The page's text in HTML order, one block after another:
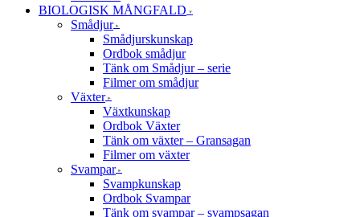
BIOLOGISK MÅNGFALD
Smådjur
Smådjurskunskap
Ordbok smådjur
Tänk om Smådjur – serie
Filmer om smådjur
Växter
Växtkunskap
Ordbok Växter
Tänk om växter – Gransagan
Filmer om växter
Svampar
Svampkunskap
Ordbok Svampar
Tänk om svampar – svampsagan